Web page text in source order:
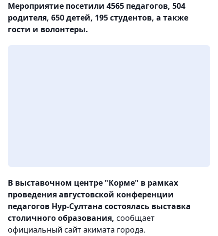
Мероприятие посетили 4565 педагогов, 504
родителя, 650 детей, 195 студентов, а также
гости и волонтеры.
В выставочном центре "Корме" в рамках
проведения августовской конференции
педагогов Нур-Султана состоялась выставка
столичного образования, сообщает
официальный сайт акимата города.